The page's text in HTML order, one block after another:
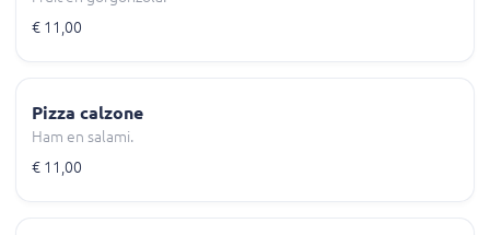
€ 11,00
Pizza calzone
Ham en salami.
€ 11,00